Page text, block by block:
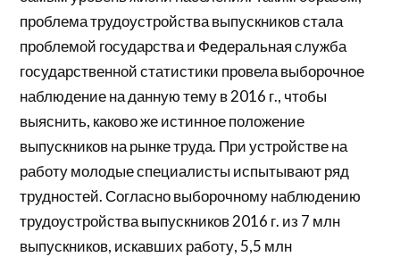
проблема трудоустройства выпускников стала
проблемой государства и Федеральная служба
государственной статистики провела выборочное
наблюдение на данную тему в 2016 г., чтобы
выяснить, каково же истинное положение
выпускников на рынке труда. При устройстве на
работу молодые специалисты испытывают ряд
трудностей. Согласно выборочному наблюдению
трудоустройства выпускников 2016 г. из 7 млн
выпускников, искавших работу, 5,5 млн